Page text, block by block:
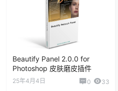
Beautify Panel 2.0.0 for
Photoshop 皮肤磨皮插件
25年4月4日 0 33